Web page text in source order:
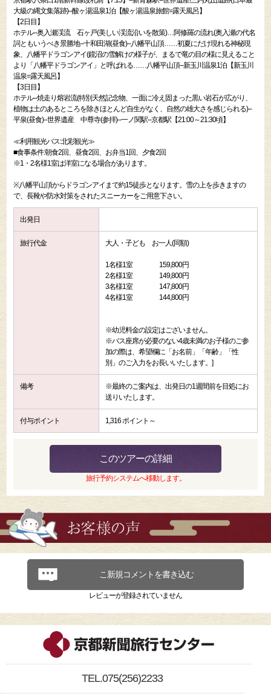
大級の縄文集落跡)--酸ヶ湯温泉1泊【酸ヶ湯温泉旅館=露天風呂】
【2日目】
ホテル--奥入瀬渓流 石ヶ戸(美しい渓流沿いを散策)…阿修羅の流れ(奥入瀬の代名
詞ともいうべき景勝地--十和田湖(昼食)--八幡平山頂……初夏にだけ現れる神秘現
象、八幡平ドラゴンアイ(鏡沼の雪解けの様子が、まるで竜の目の様に見えること
より「八幡平ドラゴンアイ」と呼ばれる……八幡平山頂--新玉川温泉1泊【新玉川
温泉=露天風呂】
【3日目】
ホテル--焼走り熔岩流(特別天然記念物、一面に冷え固まった黒い岩石が広がり、
植物は土のあるところを除きほとんど自生がなく、自然の雄大さを感じられる)--
平泉(昼食)--世界遺産 中尊寺(参拝)--一ノ関駅--京都駅【21:00～21:30頃】
≪利用観光バス:北彩観光≫
■食事条件:朝食2回、昼食2回、お弁当1回、夕食2回
※1・2名様1室は洋室になる場合があります。
※八幡平山頂からドラゴンアイまで約15徒歩となります。雪の上を歩きますの
で、長靴や防水対策をされたスニーカーをご用意下さい。
出発日
旅行代金 大人・子ども お一人(同額)
1名様1室 159,800円
2名様1室 149,800円
3名様1室 147,800円
4名様1室 144,800円
※幼児料金の設定はございません。
※バス座席が必要のない4歳未満のお子様のご参
加の際は、希望欄に「お名前」「年齢」「性
別」のご入力をお長いいたします。]
備考
※最終のご案内は、出発日の1週間前を目処にお
送りいたします。
付与ポイント 1,316 ポイント～
このツアーの詳細
旅行予約システムへ移動します。
こ新規コメントを書き込む
レビューが登録されていません
TEL.075(256)2233